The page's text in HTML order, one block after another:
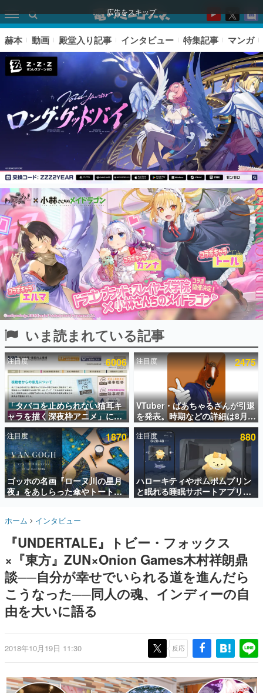
広告をスキップ
ピックアップ
電ファミのいま読まれている記事ランキング
アプリセール情報
インタビュー
連載・特集一覧
殿堂入り記事
SNS拡散数が数千以上！ ページビュー数万以上！ などな
ど。多くの人々に読まれた、電ファミ渾身の“殿堂入り”記
事をまとめました。
ゲームの企画書
名作ゲームクリエイターの方々に製作時のエピソードをお
聞きし、ヒットする企画（ゲーム）とは何か？を探ってい
きます。
赫本
この物語を解いてはいけない。『赫本』は、〈試験問題〉
の形をした短編ホラー小説集です。
新世代に訊く
これからのデジタルゲーム市場を担う若きクリエイター達
の姿を追い、彼らのルーツと情熱を探っていきます。
ゲーム世代の作家たち
ゲームに多大な影響を受けた作家さんに取材し、ゲームが
日本のコンテンツ産業やカルチャーに与えた影響を探る企
画です。
日本モバイルゲーム産業史
日本のモバイルゲーム史における主要なトピック・タイト
ルを網羅するほか、開発者へのインタビューや識者による
解説を掲載。約20年の歴史が一望できる決定版！
若ゲのいたり〜ゲームクリエイターの青春〜
一先生によるゲーム業界レポートマンガです。
なんでゲームは面白い？
具体的な形から解き明かしていく、硬派で骨太な評論連載
です。
赫本 動画 殿堂入り記事 インタビュー 特集記事 マンガ
いま読まれている記事
注目度 6006
「タバコを止められない猫耳キ
ャラを描く深夜枠アニメ」に視
聴者の一部から批判意見。違法
薬物の使用と思しき描写も含め
て、BPOが議論を交わす
注目度 2475
VTuber・ばあちゃるさんが引退
を発表。時期などの詳細は8月9
日15時からの配信で説明
注目度 1870
ゴッホの名画『ローヌ川の星月
夜』をあしらった傘やトートバ
ッグなどが登場。8月7日21時よ
注目度 880
ハローキティやポムポムプリン
と眠れる睡眠サポートアプリ
『ゆめたび』が配信中。キャラ
ホーム インタビュー
『UNDERTALE』トビー・フォックス
×『東方』ZUN×Onion Games木村祥朗鼎
談──自分が幸せでいられる道を進んだら
こうなった──同人の魂、インディーの自
由を大いに語る
2018年10月19日 11:30 反応